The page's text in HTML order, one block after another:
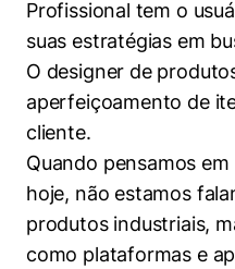
Todas as Engenharias
Engenharia de
Engenharia de Produção
Prêmio Duda Ermírio de
Como funciona
Resolução Eficaz de
Women in Action
Trabalhe conosco
Sala de Imprensa
Biblioteca Telles
Repositório Institucional
Pesquisa na Graduação
Seminários Acadêmicos
Comitê de Ética em Pesquisa
Notícias
Youtube
Instagram
Linkedin
Engenharia e Ciência da
Direito
Busca por docentes
Áreas de Conhecimento
Prêmios de Excelência
Ensino e aprendizagem
Fale Conosco
Atendimento
Visite o Insper
Canal de Ética
Ouvidoria
Portal da Privacidade
Profissional tem o
suas estratégias em
O designer de
aperfeiçoamento de
cliente.
Quando pensamos
hoje, não estamos
produtos industriais,
como plataformas e